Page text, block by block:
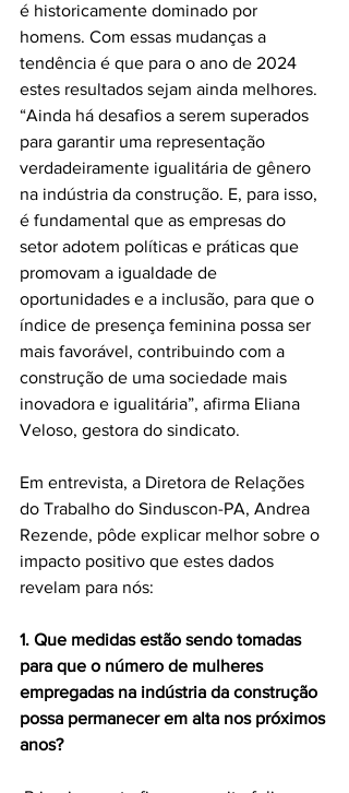
é historicamente dominado por
homens. Com essas mudanças a
tendência é que para o ano de 2024
estes resultados sejam ainda melhores.
“Ainda há desafios a serem superados
para garantir uma representação
verdadeiramente igualitária de gênero
na indústria da construção. E, para isso,
é fundamental que as empresas do
setor adotem políticas e práticas que
promovam a igualdade de
oportunidades e a inclusão, para que o
índice de presença feminina possa ser
mais favorável, contribuindo com a
construção de uma sociedade mais
inovadora e igualitária”, afirma Eliana
Veloso, gestora do sindicato.
Em entrevista, a Diretora de Relações
do Trabalho do Sinduscon-PA, Andrea
Rezende, pôde explicar melhor sobre o
impacto positivo que estes dados
revelam para nós:
1. Que medidas estão sendo tomadas
para que o número de mulheres
empregadas na indústria da construção
possa permanecer em alta nos próximos
anos?